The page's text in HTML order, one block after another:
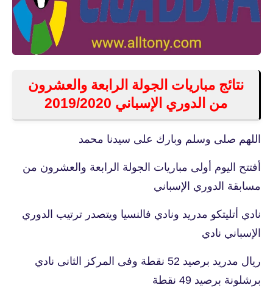
نتائج مباريات الجولة الرابعة والعشرون
من الدوري الإسباني 2019/2020
اللهم صلى وسلم وبارك على سيدنا محمد
أفتتح اليوم أولى مباريات الجولة الرابعة والعشرون من
مسابقة الدوري الإسباني
نادي أتليتكو مدريد ونادي فالنسيا ويتصدر ترتيب الدوري
الإسباني نادي
ريال مدريد برصيد 52 نقطة وفى المركز الثانى نادي
برشلونة برصيد 49 نقطة